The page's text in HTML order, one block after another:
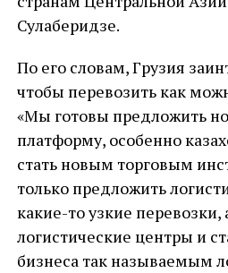
Сулаберидзе.
По его словам, Грузия
чтобы перевозить как
«Мы готовы предложить
платформу, особенно
стать новым торговым
только предложить
какие-то узкие перевозки,
логистические центры и
бизнеса так называемым